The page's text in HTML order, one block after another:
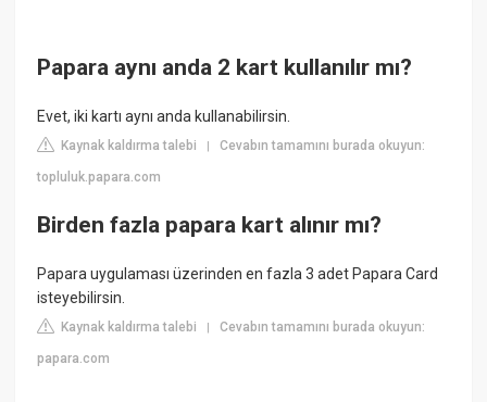
Papara aynı anda 2 kart kullanılır mı?
Evet, iki kartı aynı anda kullanabilirsin.
Kaynak kaldırma talebi |Cevabın tamamını burada okuyun:
topluluk.papara.com
Birden fazla papara kart alınır mı?
Papara uygulaması üzerinden en fazla 3 adet Papara Card
isteyebilirsin.
Kaynak kaldırma talebi |Cevabın tamamını burada okuyun:
papara.com